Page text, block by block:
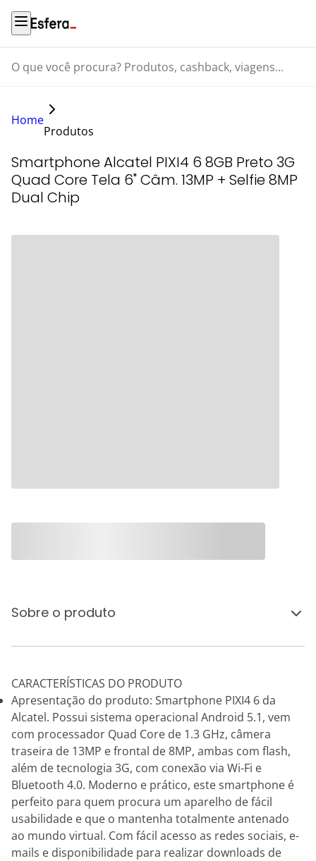
O que você procura? Produtos, cashback, viagens...
Home
Produtos
Smartphone Alcatel PIXI4 6 8GB Preto 3G
Quad Core Tela 6" Câm. 13MP + Selfie 8MP
Dual Chip
Sobre o produto
CARACTERÍSTICAS DO PRODUTO
Apresentação do produto: Smartphone PIXI4 6 da
Alcatel. Possui sistema operacional Android 5.1, vem
com processador Quad Core de 1.3 GHz, câmera
traseira de 13MP e frontal de 8MP, ambas com flash,
além de tecnologia 3G, com conexão via Wi-Fi e
Bluetooth 4.0. Moderno e prático, este smartphone é
perfeito para quem procura um aparelho de fácil
usabilidade e que o mantenha totalmente antenado
ao mundo virtual. Com fácil acesso as redes sociais, e-
mails e disponibilidade para realizar downloads de